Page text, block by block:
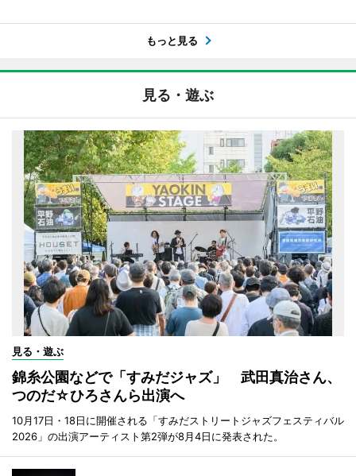
もっと見る
見る・遊ぶ
見る・遊ぶ
錦糸公園などで「すみだジャズ」 武田真治さん、
つのだ☆ひろさんら出演へ
10月17日・18日に開催される「すみだストリートジャズフェスティバル
2026」の出演アーティスト第2弾が8月4日に発表された。